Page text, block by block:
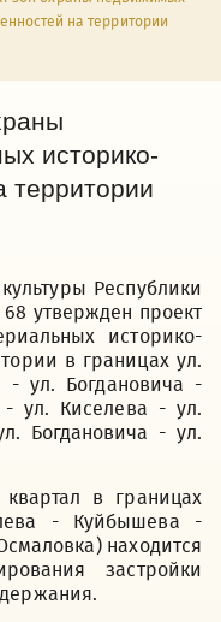
на территории
историко-
территории
Республики
утвержден проект
историко-
в границах ул.
- ул. Богдановича -
ул. Киселева - ул.
Богдановича - ул.
в границах
- Куйбышева -
находится
застройки